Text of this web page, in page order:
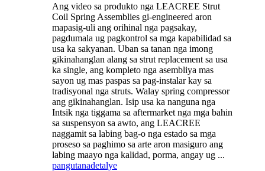
Ang video sa produkto nga LEACREE Strut
Coil Spring Assemblies gi-engineered aron
mapasig-uli ang orihinal nga pagsakay,
pagdumala ug pagkontrol sa mga kapabilidad sa
usa ka sakyanan. Uban sa tanan nga imong
gikinahanglan alang sa strut replacement sa usa
ka single, ang kompleto nga asembliya mas
sayon ​​ug mas paspas sa pag-instalar kay sa
tradisyonal nga struts. Walay spring compressor
ang gikinahanglan. Isip usa ka nanguna nga
Intsik nga tiggama sa aftermarket nga mga bahin
sa suspensyon sa awto, ang LEACREE
naggamit sa labing bag-o nga estado sa mga
proseso sa paghimo sa arte aron masiguro ang
labing maayo nga kalidad, porma, angay ug ...
pangutanadetalye